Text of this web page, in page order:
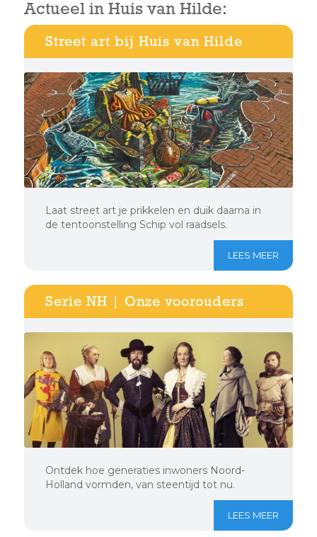
Actueel in Huis van Hilde:
Street art bij Huis van Hilde
Laat street art je prikkelen en duik daarna in
de tentoonstelling Schip vol raadsels.
LEES MEER
Serie NH | Onze voorouders
Ontdek hoe generaties inwoners Noord-
Holland vormden, van steentijd tot nu.
LEES MEER